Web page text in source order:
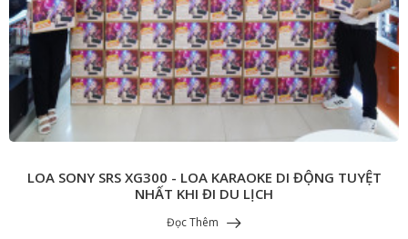
LOA SONY SRS XG300 - LOA KARAOKE DI ĐỘNG TUYỆT
NHẤT KHI ĐI DU LỊCH
Đọc Thêm